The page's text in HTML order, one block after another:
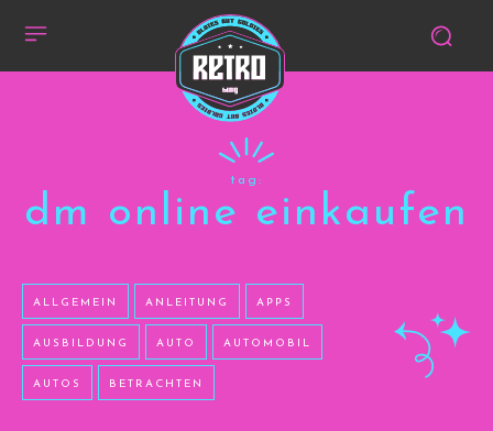
tag:
dm online einkaufen
ALLGEMEIN ANLEITUNG APPS
AUSBILDUNG AUTO AUTOMOBIL
AUTOS BETRACHTEN